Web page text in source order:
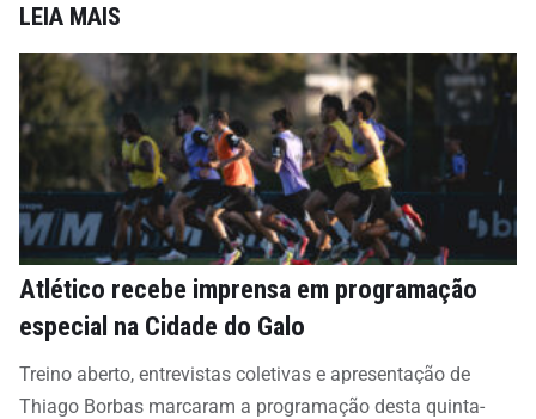
LEIA MAIS
Atlético recebe imprensa em programação
especial na Cidade do Galo
Treino aberto, entrevistas coletivas e apresentação de
Thiago Borbas marcaram a programação desta quinta-